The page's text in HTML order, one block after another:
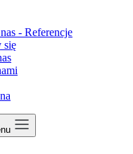
- Referencje
się